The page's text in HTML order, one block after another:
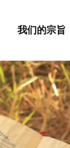
我们的宗旨